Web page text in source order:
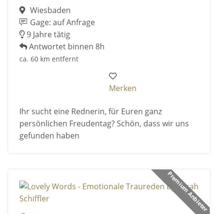
Wiesbaden
Gage: auf Anfrage
9 Jahre tätig
Antwortet binnen 8h
ca. 60 km entfernt
Merken
Ihr sucht eine Rednerin, für Euren ganz
persönlichen Freudentag? Schön, dass wir uns
gefunden haben
Premium Anbieter